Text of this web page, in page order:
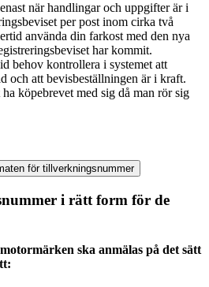
när handlingar och uppgifter är i
per post inom cirka två
använda din farkost med den nya
har kommit.
behov kontrollera i systemet att
och att bevisbeställningen är i kraft.
köpebrevet med sig då man rör sig
för tillverkningsnummer
i rätt form för de
ska anmälas på det sätt